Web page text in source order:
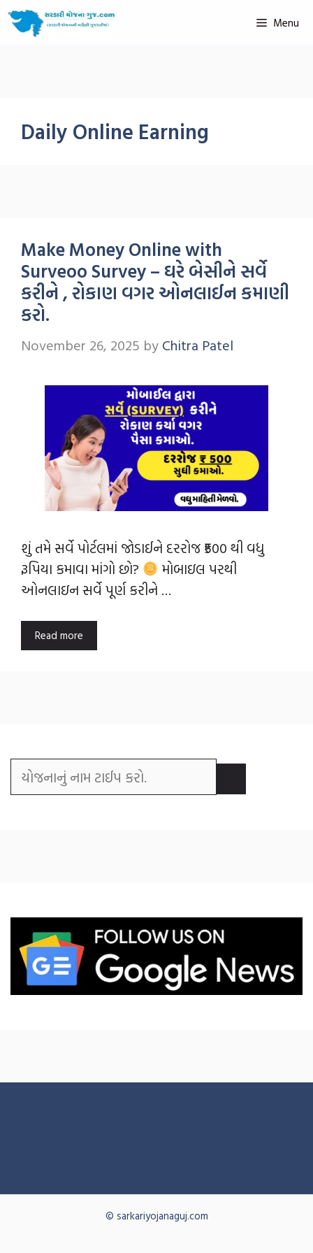
Menu
Daily Online Earning
Make Money Online with
Surveoo Survey – ઘરે બેસીને સર્વે
કરીને , રોકાણ વગર ઓનલાઈન કમાણી
કરો.
November 26, 2025 by Chitra Patel
શું તમે સર્વે પોર્ટલમાં જોડાઈને દરરોજ ₹500 થી વધુ
રૂપિયા કમાવા માંગો છો?
મોબાઇલ પરથી
ઓનલાઇન સર્વે પૂર્ણ કરીને …
Read more
© sarkariyojanaguj.com